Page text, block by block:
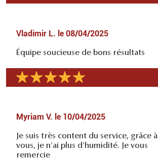
Vladimir L. le 08/04/2025
Équipe soucieuse de bons résultats
Myriam V. le 10/04/2025
Je suis très content du service, grâce à
vous, je n'ai plus d'humidité. Je vous
remercie